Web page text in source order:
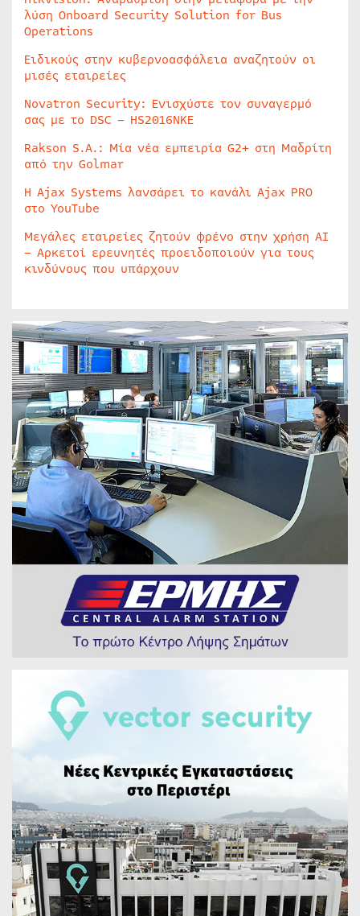
λύση Onboard Security Solution for Bus
Operations
Ειδικούς στην κυβερνοασφάλεια αναζητούν οι
μισές εταιρείες
Novatron Security: Ενισχύστε τον συναγερμό
σας με το DSC – HS2016NKE
Rakson S.A.: Μία νέα εμπειρία G2+ στη Μαδρίτη
από την Golmar
Η Ajax Systems λανσάρει το κανάλι Ajax PRO
στο YouTube
Μεγάλες εταιρείες ζητούν φρένο στην χρήση AI
– Αρκετοί ερευνητές προειδοποιούν για τους
κινδύνους που υπάρχουν